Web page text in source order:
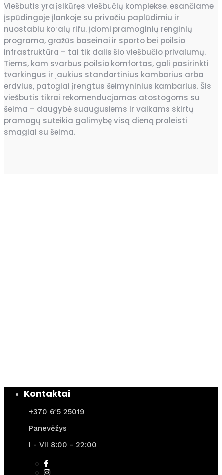
Viešbutis yra įsikūręs viešbučių komplekse, esančiame
įspūdingoje įlankoje su privačiu paplūdimiu ir
nuostabiu koralų rifu. Įdomi pramoginių renginių
programa, gražūs baseinai ir sporto bei poilsio
infrastruktūra – tai tik dalis šio viešbučio privalumų.
Tiems, kam svarbus poilsio komfortas, gali pasirinkti
tvarkingus ir jaukius standartinius kambarius arba
erdvius, patogiai įrengtus šeimyninius kambarius. Šis
viešbutis tikrai rekomenduojamas atostogoms su
šeima – daugybė suaugusiems ir vaikams skirtų
pramogų suteikia galimybę visą dieną praleisti
smagiai su šeima.
Kontaktai
+370 615 25019
Panevėžys
I - VII 8:00 - 22:00